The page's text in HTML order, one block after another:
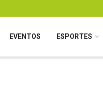
EVENTOS ESPORTES